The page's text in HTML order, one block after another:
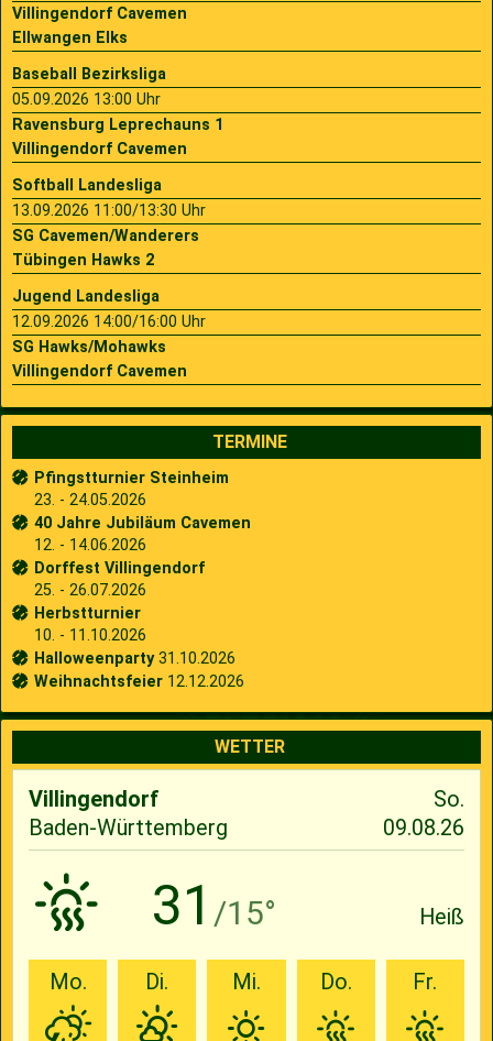
Villingendorf Cavemen
Ellwangen Elks
Baseball Bezirksliga
05.09.2026 13:00 Uhr
Ravensburg Leprechauns 1
Villingendorf Cavemen
Softball Landesliga
13.09.2026 11:00/13:30 Uhr
SG Cavemen/Wanderers
Tübingen Hawks 2
Jugend Landesliga
12.09.2026 14:00/16:00 Uhr
SG Hawks/Mohawks
Villingendorf Cavemen
TERMINE
Pfingstturnier Steinheim
23. - 24.05.2026
40 Jahre Jubiläum Cavemen
12. - 14.06.2026
Dorffest Villingendorf
25. - 26.07.2026
Herbstturnier
10. - 11.10.2026
Halloweenparty31.10.2026
Weihnachtsfeier 12.12.2026
WETTER